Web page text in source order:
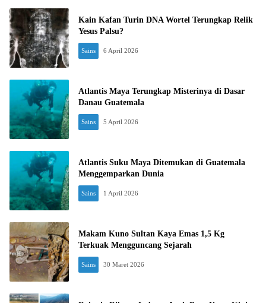
Kain Kafan Turin DNA Wortel Terungkap Relik
Yesus Palsu?
Sains 6 April 2026
Atlantis Maya Terungkap Misterinya di Dasar
Danau Guatemala
Sains 5 April 2026
Atlantis Suku Maya Ditemukan di Guatemala
Menggemparkan Dunia
Sains 1 April 2026
Makam Kuno Sultan Kaya Emas 1,5 Kg
Terkuak Mengguncang Sejarah
Sains 30 Maret 2026